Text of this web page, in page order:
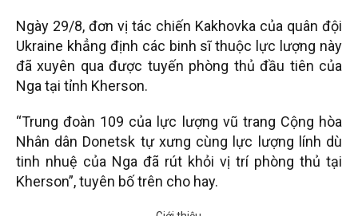
Ngày 29/8, đơn vị tác chiến Kakhovka của quân đội
Ukraine khẳng định các binh sĩ thuộc lực lượng này
đã xuyên qua được tuyến phòng thủ đầu tiên của
Nga tại tỉnh Kherson.
“Trung đoàn 109 của lực lượng vũ trang Cộng hòa
Nhân dân Donetsk tự xưng cùng lực lượng lính dù
tinh nhuệ của Nga đã rút khỏi vị trí phòng thủ tại
Kherson”, tuyên bố trên cho hay.